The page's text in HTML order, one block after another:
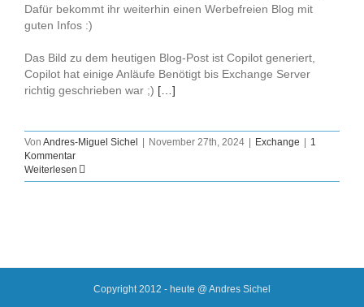
Dafür bekommt ihr weiterhin einen Werbefreien Blog mit
guten Infos :)
Das Bild zu dem heutigen Blog-Post ist Copilot generiert,
Copilot hat einige Anläufe Benötigt bis Exchange Server
richtig geschrieben war ;) […]
Von Andres-Miguel Sichel November 27th, 2024 Exchange
1
Kommentar
Weiterlesen
Copyright 2012 - heute @ Andres Sichel